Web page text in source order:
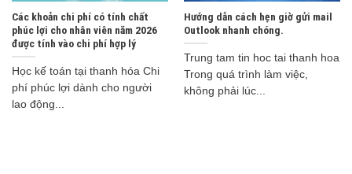
Các khoản chi phí có tính chất
phúc lợi cho nhân viên năm 2026
được tính vào chi phí hợp lý
Học kế toán tại thanh hóa Chi
phí phúc lợi dành cho người
lao động...
Hướng dẫn cách hẹn giờ gửi mail
Outlook nhanh chóng.
Trung tam tin hoc tai thanh hoa
Trong quá trình làm việc,
không phải lúc...